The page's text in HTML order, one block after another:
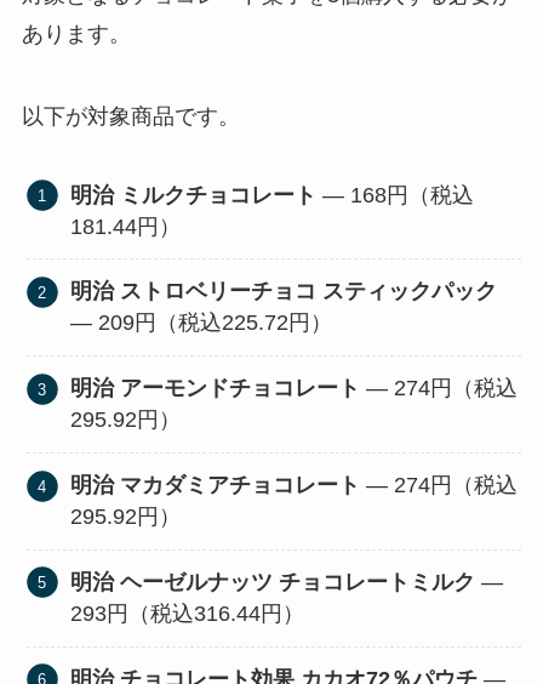
あります。
以下が対象商品です。
明治 ミルクチョコレート — 168円（税込
181.44円）
明治 ストロベリーチョコ スティックパック
— 209円（税込225.72円）
明治 アーモンドチョコレート — 274円（税込
295.92円）
明治 マカダミアチョコレート — 274円（税込
295.92円）
明治 ヘーゼルナッツ チョコレートミルク —
293円（税込316.44円）
明治 チョコレート効果 カカオ72％パウチ —